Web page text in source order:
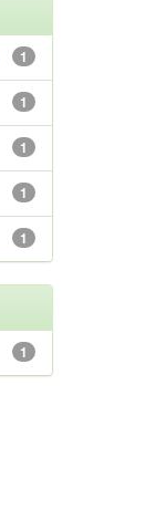
1
1
1
1
1
1